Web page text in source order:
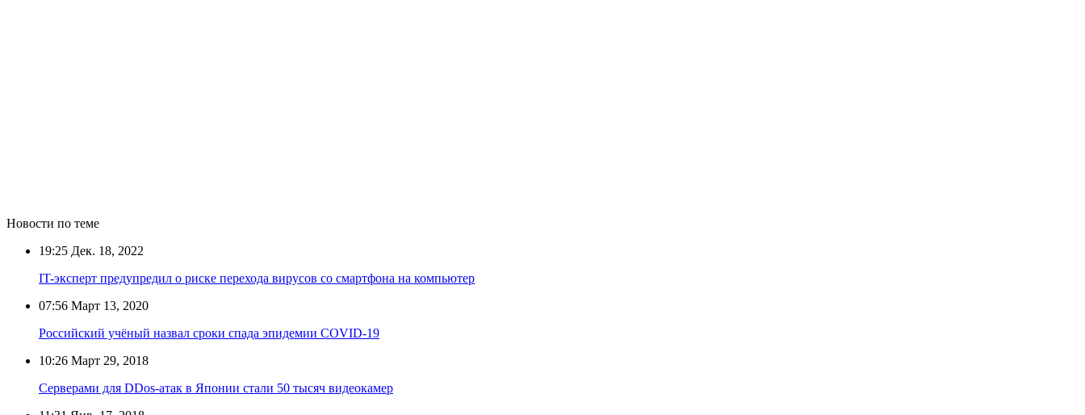
Новости по теме
19:25 Дек. 18, 2022
IT-эксперт предупредил о риске перехода вирусов со смартфона на компьютер
07:56 Март 13, 2020
Российский учёный назвал сроки спада эпидемии COVID-19
10:26 Март 29, 2018
Серверами для DDos-атак в Японии стали 50 тысяч видеокамер